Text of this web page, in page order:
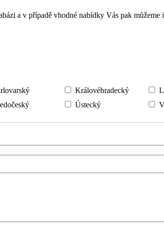
a v případě vhodné nabídky Vás pak můžeme
Královéhradecký
Ústecký